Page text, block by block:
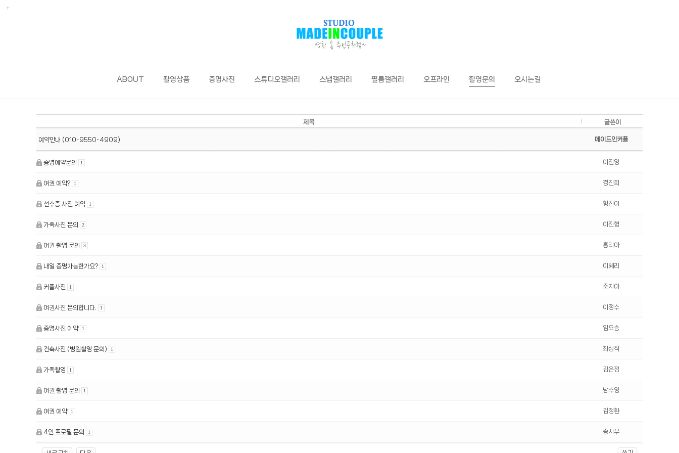
ABOUT 촬영상품 증명사진 스튜디오갤러리 스냅갤러리 필름갤러리 오프라인 촬영문의 오시는길
제목 글쓴이
예약안내 (010-9550-4909) 메이드인커플
증명예약문의 1 이진영
여권 예약? 1 경진희
선수증 사진 예약 1 형진이
가족사진 문의 2 이진형
여권 촬영 문의 3 홍리아
내일 증명가능한가요? 1 이혜리
커플사진 1 준지아
여권사진 문의합니다. 1 이정수
증명사진 예약 1 임요승
건축사진 (병원촬영 문의) 1 최성직
가족촬영 1 김은정
여권 촬영 문의 1 남수영
여권 예약 1 김정환
4인 프로필 문의 1 송시우